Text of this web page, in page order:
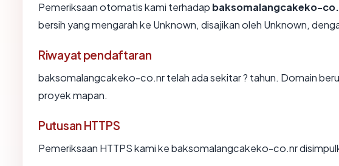
Pemeriksaan otomatis kami terhadap baksomalangcakeko-
bersih yang mengarah ke Unknown, disajikan oleh Unknown,
Riwayat pendaftaran
baksomalangcakeko-co.nr telah ada sekitar ? tahun. Domain
proyek mapan.
Putusan HTTPS
Pemeriksaan HTTPS kami ke baksomalangcakeko-co.nr